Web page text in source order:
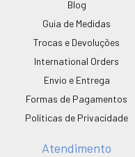
Blog
Guia de Medidas
Trocas e Devoluções
International Orders
Envio e Entrega
Formas de Pagamentos
Políticas de Privacidade
Atendimento